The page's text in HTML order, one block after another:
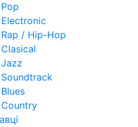
Pop
Electronic
Rap / Hip-Hop
Clasical
Jazz
Soundtrack
Blues
Country